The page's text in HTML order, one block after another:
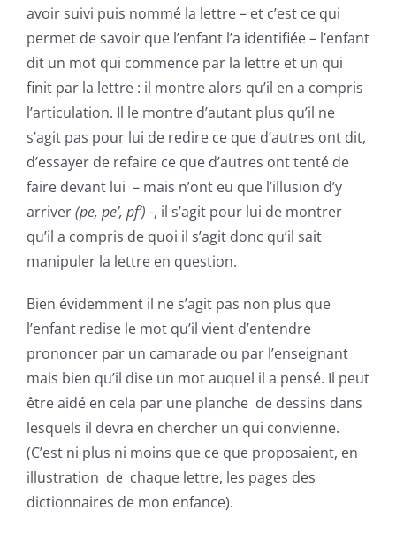
avoir suivi puis nommé la lettre – et c’est ce qui
permet de savoir que l’enfant l’a identifiée – l’enfant
dit un mot qui commence par la lettre et un qui
finit par la lettre : il montre alors qu’il en a compris
l’articulation. Il le montre d’autant plus qu’il ne
s’agit pas pour lui de redire ce que d’autres ont dit,
d’essayer de refaire ce que d’autres ont tenté de
faire devant lui – mais n’ont eu que l’illusion d’y
arriver(pe, pe’, pf’) -, il s’agit pour lui de montrer
qu’il a compris de quoi il s’agit donc qu’il sait
manipuler la lettre en question.
Bien évidemment il ne s’agit pas non plus que
l’enfant redise le mot qu’il vient d’entendre
prononcer par un camarade ou par l’enseignant
mais bien qu’il dise un mot auquel il a pensé. Il peut
être aidé en cela par une planche de dessins dans
lesquels il devra en chercher un qui convienne.
(C’est ni plus ni moins que ce que proposaient, en
illustration de chaque lettre, les pages des
dictionnaires de mon enfance).